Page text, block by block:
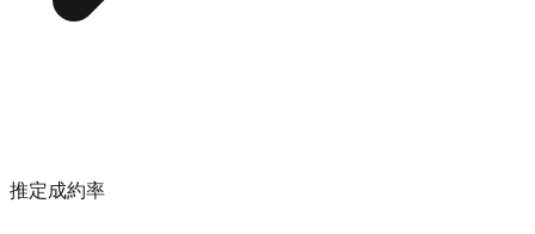
推定成約率